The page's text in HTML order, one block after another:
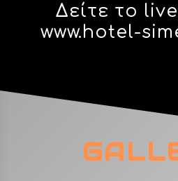
Δείτε το
www.hotel-